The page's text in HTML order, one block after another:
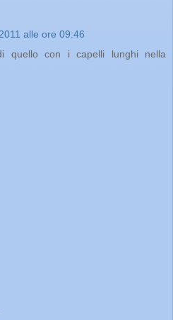
alle ore 09:46
quello con i capelli lunghi nella